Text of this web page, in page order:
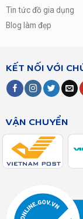
Tin tức đồ gia dụng
Blog làm đẹp
KẾT NỐI VỚI
VẬN CHUYỂN